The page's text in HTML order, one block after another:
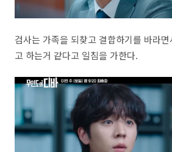
검사는 가족을 되찾고 결합하기를 바라
고 하는거 같다고 일침을 가한다.